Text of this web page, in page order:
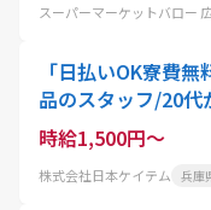
スーパーマーケットバロー
「日払いOK寮費
品のスタッフ/20代
時給1,500円～
株式会社日本ケイテム 兵庫